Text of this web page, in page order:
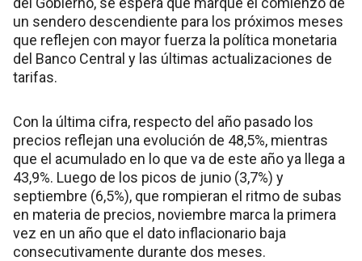
un sendero descendiente para los próximos meses
que reflejen con mayor fuerza la política monetaria
del Banco Central y las últimas actualizaciones de
tarifas.
Con la última cifra, respecto del año pasado los
precios reflejan una evolución de 48,5%, mientras
que el acumulado en lo que va de este año ya llega a
43,9%. Luego de los picos de junio (3,7%) y
septiembre (6,5%), que rompieran el ritmo de subas
en materia de precios, noviembre marca la primera
vez en un año que el dato inflacionario baja
consecutivamente durante dos meses.